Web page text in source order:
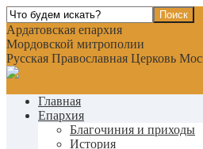
Ардатовская епархия
Мордовской митрополии
Русская Православная Церковь
Главная
Епархия
Благочиния и приходы
История